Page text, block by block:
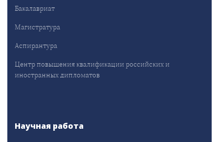
Бакалавриат
Магистратура
Аспирантура
Центр повышения квалификации российских и
иностранных дипломатов
Научная работа